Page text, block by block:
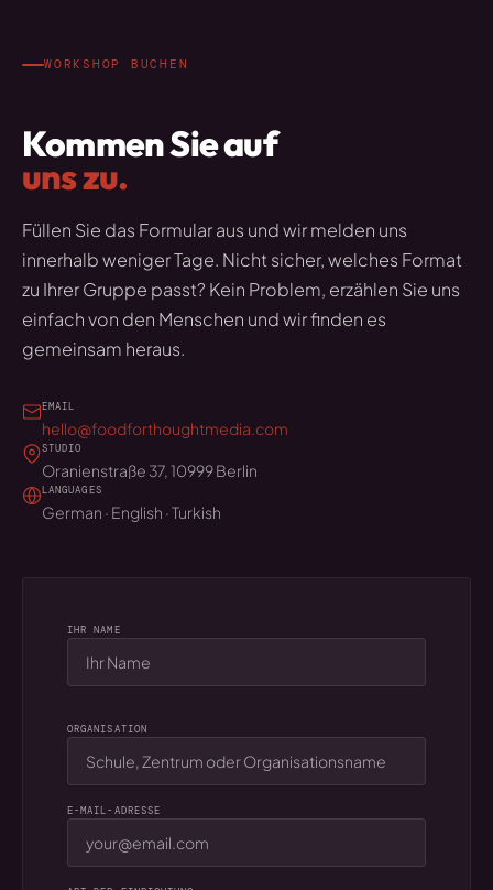
WORKSHOP BUCHEN
Kommen Sie auf
uns zu.
Füllen Sie das Formular aus und wir melden uns
innerhalb weniger Tage. Nicht sicher, welches Format
zu Ihrer Gruppe passt? Kein Problem, erzählen Sie uns
einfach von den Menschen und wir finden es
gemeinsam heraus.
EMAIL
hello@foodforthoughtmedia.com
STUDIO
Oranienstraße 37, 10999 Berlin
LANGUAGES
German · English · Turkish
IHR NAME
ORGANISATION
E-MAIL-ADRESSE